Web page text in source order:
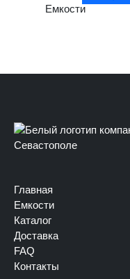
Емкости
Главная
Емкости
Каталог
Доставка
FAQ
Контакты